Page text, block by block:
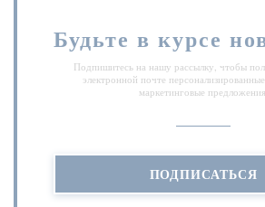
Будьте в курсе
Подпишитесь на нашу рассылку, чтобы
электронной почте
маркетинговые
ПОДПИСАТЬСЯ